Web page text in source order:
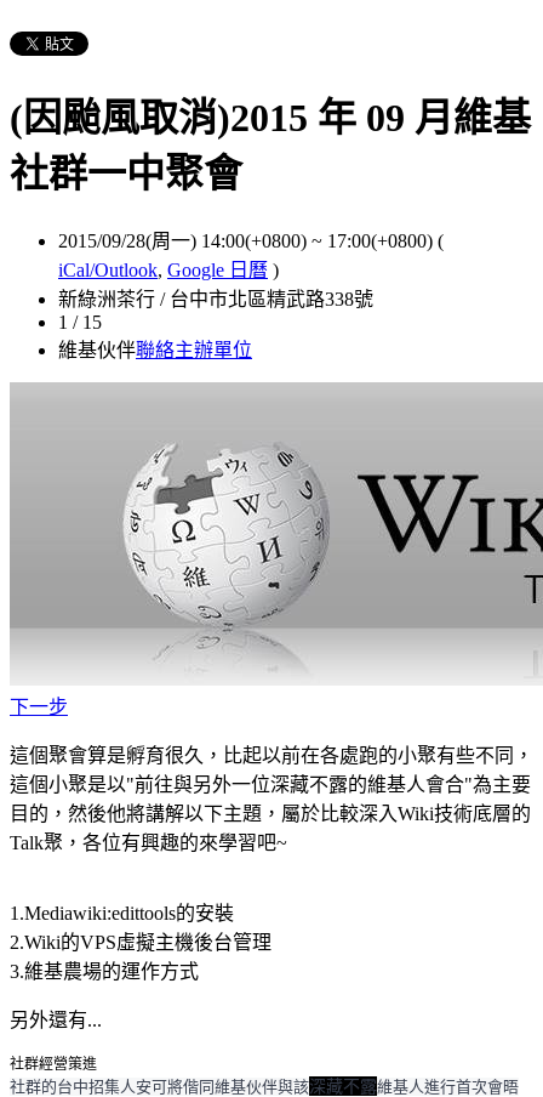
(因颱風取消)2015 年 09 月維基
社群一中聚會
2015/09/28(周一) 14:00(+0800) ~ 17:00(+0800) (
iCal/Outlook, Google 日曆 )
新綠洲茶行 / 台中市北區精武路338號
1 / 15
維基伙伴聯絡主辦單位
下一步
這個聚會算是孵育很久，比起以前在各處跑的小聚有些不同，
這個小聚是以"前往與另外一位深藏不露的維基人會合"為主要
目的，然後他將講解以下主題，屬於比較深入Wiki技術底層的
Talk聚，各位有興趣的來學習吧~
1.Mediawiki:edittools的安裝
2.Wiki的VPS虛擬主機後台管理
3.維基農場的運作方式
另外還有...
社群經營策進
社群的台中招集人安可將偕同維基伙伴與該深藏不露維基人進行首次會晤